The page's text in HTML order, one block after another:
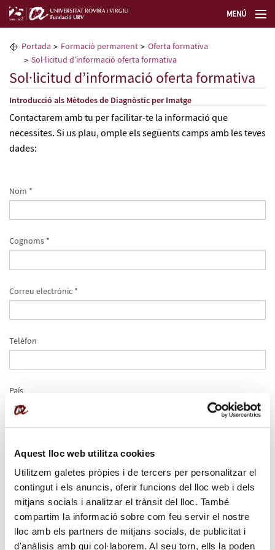
Aquest lloc web utilitza cookies
Utilitzem galetes pròpies i de tercers per personalitzar el
contingut i els anuncis, oferir funcions del lloc web i dels
mitjans socials i analitzar el trànsit del lloc. També
compartim la informació sobre com feu servir el nostre
lloc amb els partners de mitjans socials, de publicitat i
d'anàlisis amb qui col·laborem. Al seu torn, ells la poden
MENÚ
La Fundació URV
Formació permanent
Transferència de tecnologia
Seleccioneu idioma
Portada Formació permanent
Oferta formativa
Sol·licitud d’informació oferta formativa
Sol·licitud d’informació oferta formativa
Introducció als Mètodes de Diagnòstic per Imatge
Contactarem amb tu per facilitar-te la informació que
necessites. Si us plau, omple els següents camps amb les teves
dades:
Nom *
Cognoms *
Correu electrònic *
Telèfon
País
Gènere
Femení
Trobes a faltar alguna informació sobre el programa?